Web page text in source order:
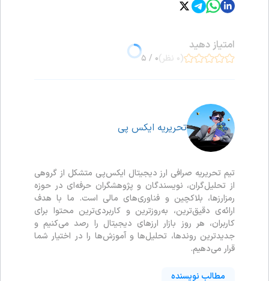
امتیاز دهید
(۰ نظر) ۰ / ۵
تحریریه ایکس پی
تیم تحریریه صرافی ارز دیجیتال ایکس‌پی متشکل از گروهی
از تحلیل‌گران، نویسندگان و پژوهشگران حرفه‌ای در حوزه
رمزارزها، بلاکچین و فناوری‌های مالی است. ما با هدف
ارائه‌ی دقیق‌ترین، به‌روزترین و کاربردی‌ترین محتوا برای
کاربران، هر روز بازار ارزهای دیجیتال را رصد می‌کنیم و
جدیدترین روندها، تحلیل‌ها و آموزش‌ها را در اختیار شما
قرار می‌دهیم.
مطالب نویسنده